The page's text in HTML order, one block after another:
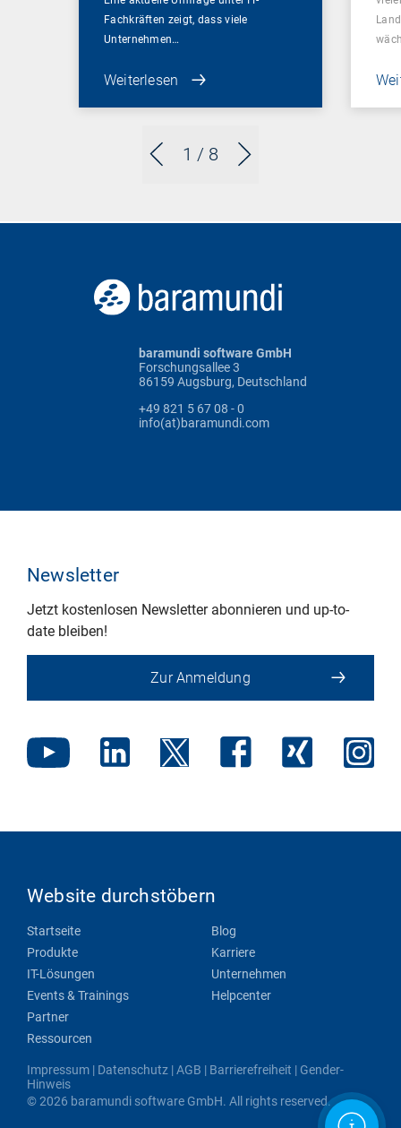
1 / 8
Fachkräften zeigt, dass viele
Unternehmen…
Weiterlesen
baramundi software GmbH
Forschungsallee 3
86159 Augsburg, Deutschland
+49 821 5 67 08 - 0
info(at)baramundi.com
Newsletter
Jetzt kostenlosen Newsletter abonnieren und up-to-
date bleiben!
Zur Anmeldung
Website durchstöbern
Startseite
Produkte
IT-Lösungen
Events & Trainings
Partner
Ressourcen
Blog
Karriere
Unternehmen
Helpcenter
Impressum | Datenschutz |AGB | Barrierefreiheit | Gender-
Hinweis
© 2026 baramundi software GmbH. All rights reserved.